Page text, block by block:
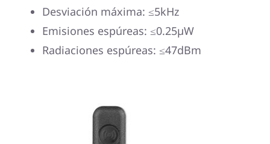
Desviación máxima: ≤5kHz
Emisiones espúreas: ≤0.25µW
Radiaciones espúreas: ≤47dBm